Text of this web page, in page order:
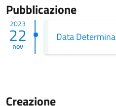
Pubblicazione
2023
22
nov
Data Determina
Creazione